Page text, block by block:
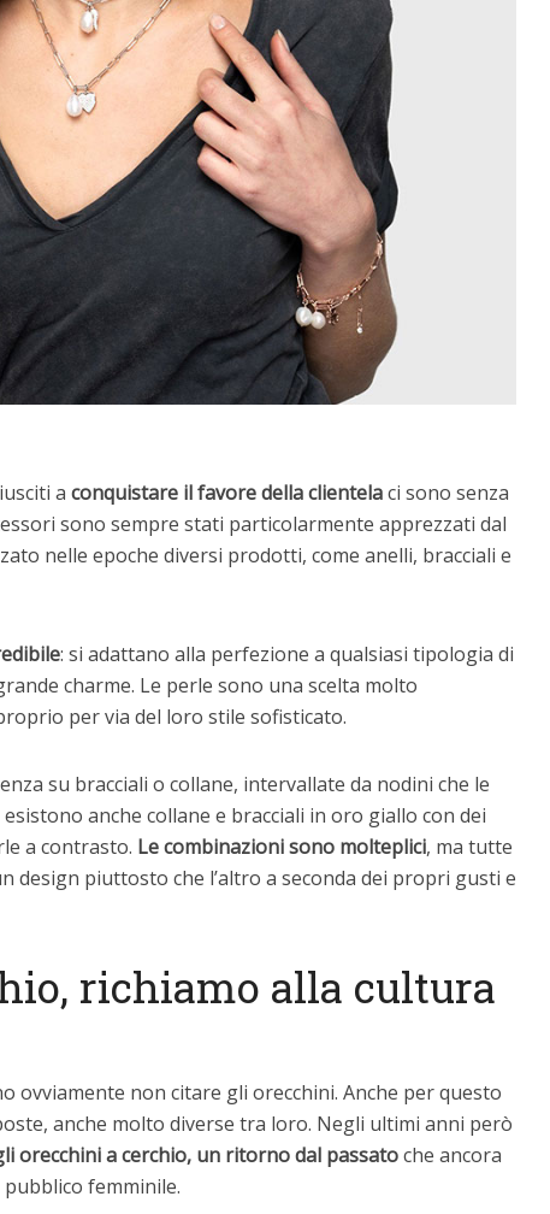
a conquistare il favore della clientelaci sono senza
sono sempre stati particolarmente apprezzati dal
nelle epoche diversi prodotti, come anelli, bracciali e
: si adattano alla perfezione a qualsiasi tipologia di
charme. Le perle sono una scelta molto
per via del loro stile sofisticato.
su bracciali o collane, intervallate da nodini che le
anche collane e bracciali in oro giallo con dei
a contrasto. Le combinazioni sono molteplici, ma tutte
design piuttosto che l’altro a seconda dei propri gusti e
richiamo alla cultura
ovviamente non citare gli orecchini. Anche per questo
anche molto diverse tra loro. Negli ultimi anni però
orecchini a cerchio, un ritorno dal passatoche ancora
femminile.